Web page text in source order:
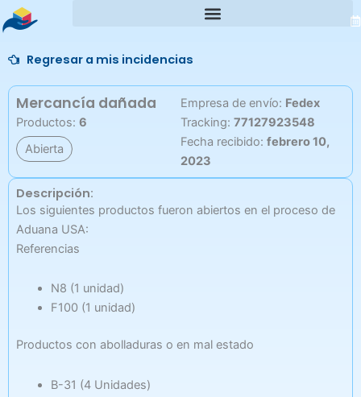
al
Regresar a mis incidencias
Mercancía dañada
Productos: 6
Abierta
Empresa de envío: Fedex
Tracking: 77127923548
Fecha recibido: febrero 10,
2023
Descripción:
Los siguientes productos fueron abiertos en el proceso de
Aduana USA:
Referencias
N8 (1 unidad)
F100 (1 unidad)
Productos con abolladuras o en mal estado
B-31 (4 Unidades)